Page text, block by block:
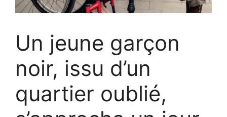
Un jeune garçon
noir, issu d’un
quartier oublié,